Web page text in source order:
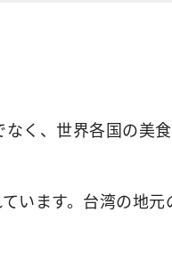
く、世界各国の美
います。台湾の地